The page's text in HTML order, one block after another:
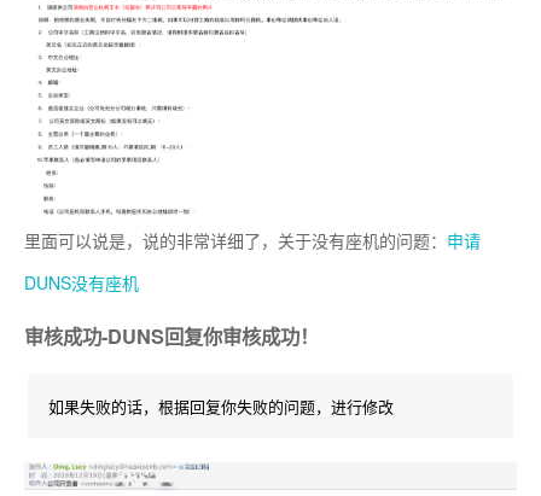
里面可以说是，说的非常详细了，关于没有座机的问题： 申请
DUNS没有座机
审核成功-DUNS回复你审核成功！
如果失败的话，根据回复你失败的问题，进行修改